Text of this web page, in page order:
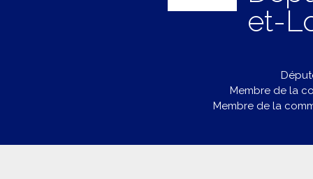
et-
Membre de la
Membre de la